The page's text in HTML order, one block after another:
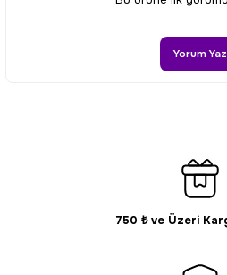
Ürün bilgilerinde hatalar bulunuyor.
Gönder
Yorum Yaz
750 ₺ ve Üzeri